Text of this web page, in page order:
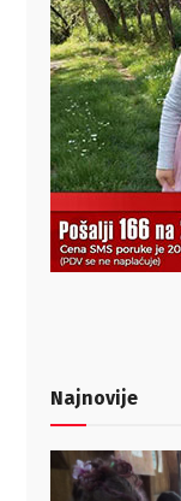
Najnovije